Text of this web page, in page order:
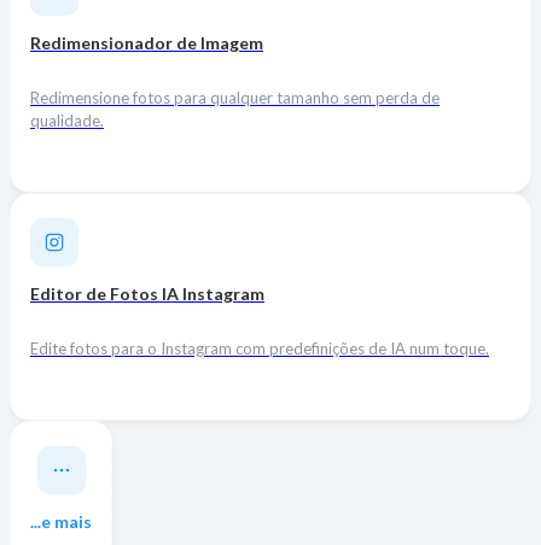
Redimensionador de Imagem
Redimensione fotos para qualquer tamanho sem perda de
qualidade.
Editor de Fotos IA Instagram
Edite fotos para o Instagram com predefinições de IA num toque.
...e mais